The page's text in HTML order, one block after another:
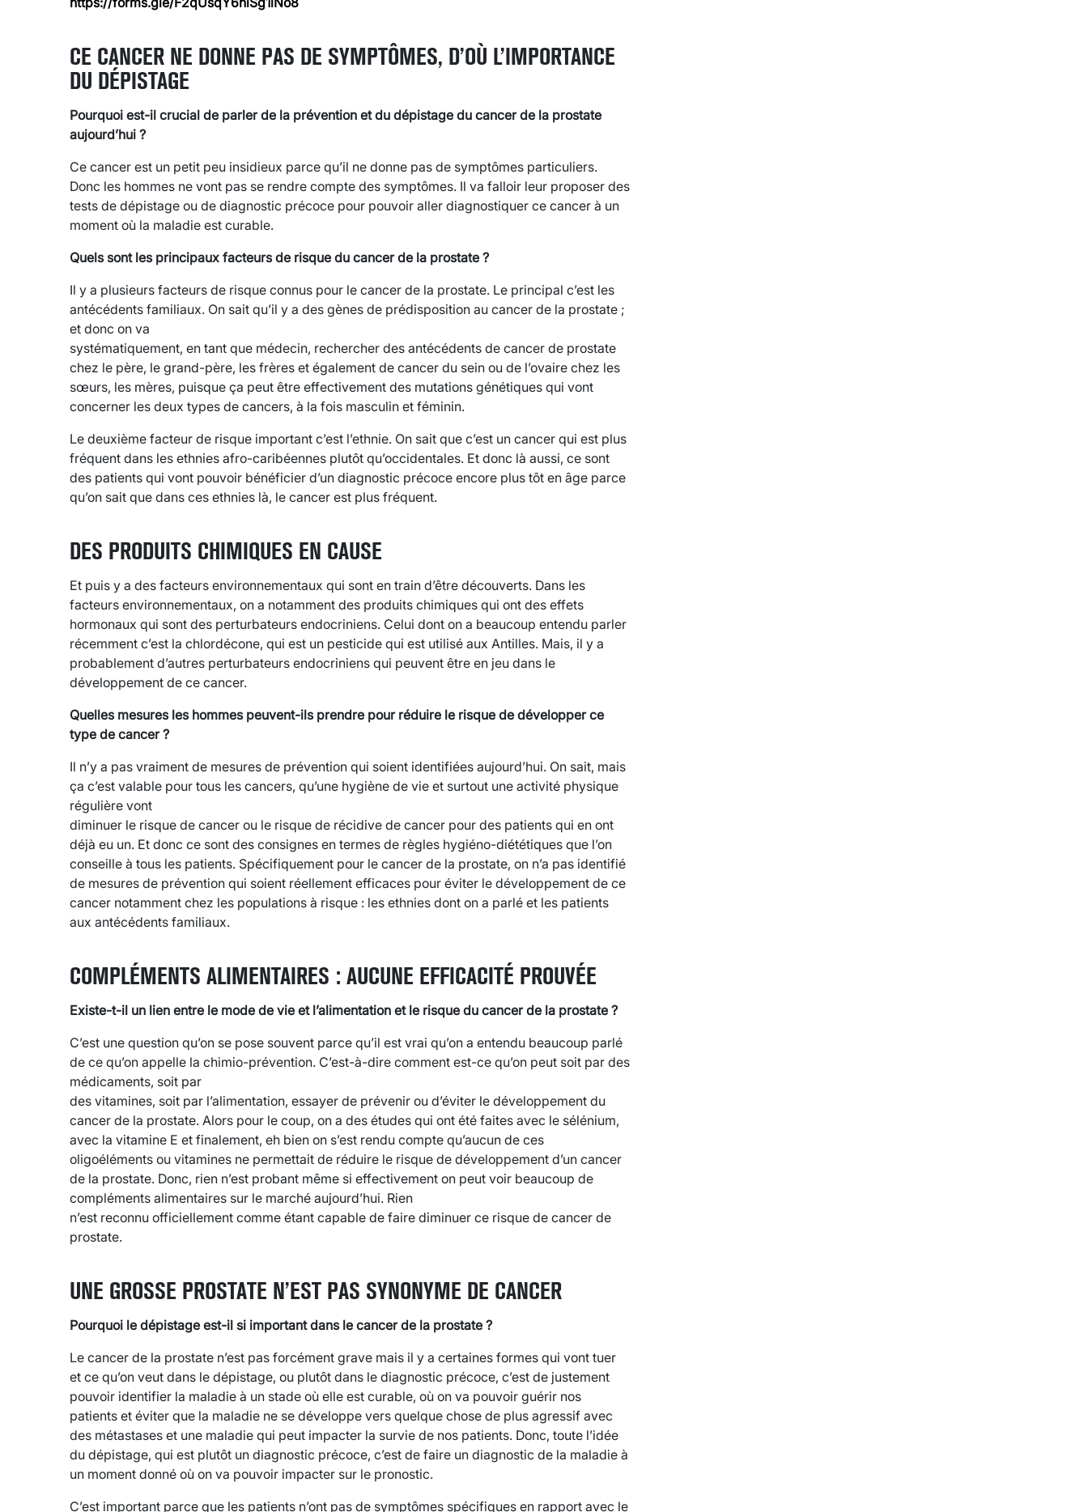
CE CANCER NE DONNE PAS DE SYMPTÔMES, D’OÙ L’IMPORTANCE
DU DÉPISTAGE
Pourquoi est-il crucial de parler de la prévention et du dépistage du cancer de la prostate
aujourd’hui ?
Ce cancer est un petit peu insidieux parce qu’il ne donne pas de symptômes particuliers.
Donc les hommes ne vont pas se rendre compte des symptômes. Il va falloir leur proposer des
tests de dépistage ou de diagnostic précoce pour pouvoir aller diagnostiquer ce cancer à un
moment où la maladie est curable.
Quels sont les principaux facteurs de risque du cancer de la prostate ?
Il y a plusieurs facteurs de risque connus pour le cancer de la prostate. Le principal c’est les
antécédents familiaux. On sait qu’il y a des gènes de prédisposition au cancer de la prostate ;
et donc on va
systématiquement, en tant que médecin, rechercher des antécédents de cancer de prostate
chez le père, le grand-père, les frères et également de cancer du sein ou de l’ovaire chez les
sœurs, les mères, puisque ça peut être effectivement des mutations génétiques qui vont
concerner les deux types de cancers, à la fois masculin et féminin.
Le deuxième facteur de risque important c’est l’ethnie. On sait que c’est un cancer qui est plus
fréquent dans les ethnies afro-caribéennes plutôt qu’occidentales. Et donc là aussi, ce sont
des patients qui vont pouvoir bénéficier d’un diagnostic précoce encore plus tôt en âge parce
qu’on sait que dans ces ethnies là, le cancer est plus fréquent.
DES PRODUITS CHIMIQUES EN CAUSE
Et puis y a des facteurs environnementaux qui sont en train d’être découverts. Dans les
facteurs environnementaux, on a notamment des produits chimiques qui ont des effets
hormonaux qui sont des perturbateurs endocriniens. Celui dont on a beaucoup entendu parler
récemment c’est la chlordécone, qui est un pesticide qui est utilisé aux Antilles. Mais, il y a
probablement d’autres perturbateurs endocriniens qui peuvent être en jeu dans le
développement de ce cancer.
Quelles mesures les hommes peuvent-ils prendre pour réduire le risque de développer ce
type de cancer ?
Il n’y a pas vraiment de mesures de prévention qui soient identifiées aujourd’hui. On sait, mais
ça c’est valable pour tous les cancers, qu’une hygiène de vie et surtout une activité physique
régulière vont
diminuer le risque de cancer ou le risque de récidive de cancer pour des patients qui en ont
déjà eu un. Et donc ce sont des consignes en termes de règles hygiéno-diététiques que l’on
conseille à tous les patients. Spécifiquement pour le cancer de la prostate, on n’a pas identifié
de mesures de prévention qui soient réellement efficaces pour éviter le développement de ce
cancer notamment chez les populations à risque : les ethnies dont on a parlé et les patients
aux antécédents familiaux.
COMPLÉMENTS ALIMENTAIRES : AUCUNE EFFICACITÉ PROUVÉE
Existe-t-il un lien entre le mode de vie et l’alimentation et le risque du cancer de la prostate ?
C’est une question qu’on se pose souvent parce qu’il est vrai qu’on a entendu beaucoup parlé
de ce qu’on appelle la chimio-prévention. C’est-à-dire comment est-ce qu’on peut soit par des
médicaments, soit par
des vitamines, soit par l’alimentation, essayer de prévenir ou d’éviter le développement du
cancer de la prostate. Alors pour le coup, on a des études qui ont été faites avec le sélénium,
avec la vitamine E et finalement, eh bien on s’est rendu compte qu’aucun de ces
oligoéléments ou vitamines ne permettait de réduire le risque de développement d’un cancer
de la prostate. Donc, rien n’est probant même si effectivement on peut voir beaucoup de
compléments alimentaires sur le marché aujourd’hui. Rien
n’est reconnu officiellement comme étant capable de faire diminuer ce risque de cancer de
prostate.
UNE GROSSE PROSTATE N’EST PAS SYNONYME DE CANCER
Pourquoi le dépistage est-il si important dans le cancer de la prostate ?
Le cancer de la prostate n’est pas forcément grave mais il y a certaines formes qui vont tuer
et ce qu’on veut dans le dépistage, ou plutôt dans le diagnostic précoce, c’est de justement
pouvoir identifier la maladie à un stade où elle est curable, où on va pouvoir guérir nos
patients et éviter que la maladie ne se développe vers quelque chose de plus agressif avec
des métastases et une maladie qui peut impacter la survie de nos patients. Donc, toute l’idée
du dépistage, qui est plutôt un diagnostic précoce, c’est de faire un diagnostic de la maladie à
un moment donné où on va pouvoir impacter sur le pronostic.
C’est important parce que les patients n’ont pas de symptômes spécifiques en rapport avec le